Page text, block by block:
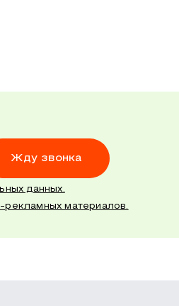
Жду звонка
данных.
рекламных материалов.